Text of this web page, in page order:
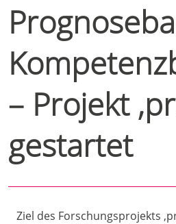
– Projekt
gestartet
Ziel des Forschungsprojekts